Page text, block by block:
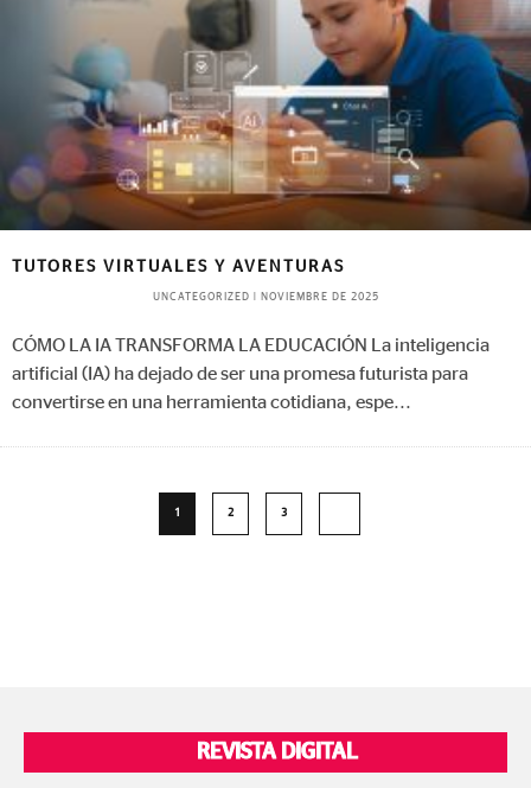
TUTORES VIRTUALES Y AVENTURAS
UNCATEGORIZED | NOVIEMBRE DE 2025
CÓMO LA IA TRANSFORMA LA EDUCACIÓN La inteligencia
artificial (IA) ha dejado de ser una promesa futurista para
convertirse en una herramienta cotidiana, espe...
1 2 3
REVISTA DIGITAL